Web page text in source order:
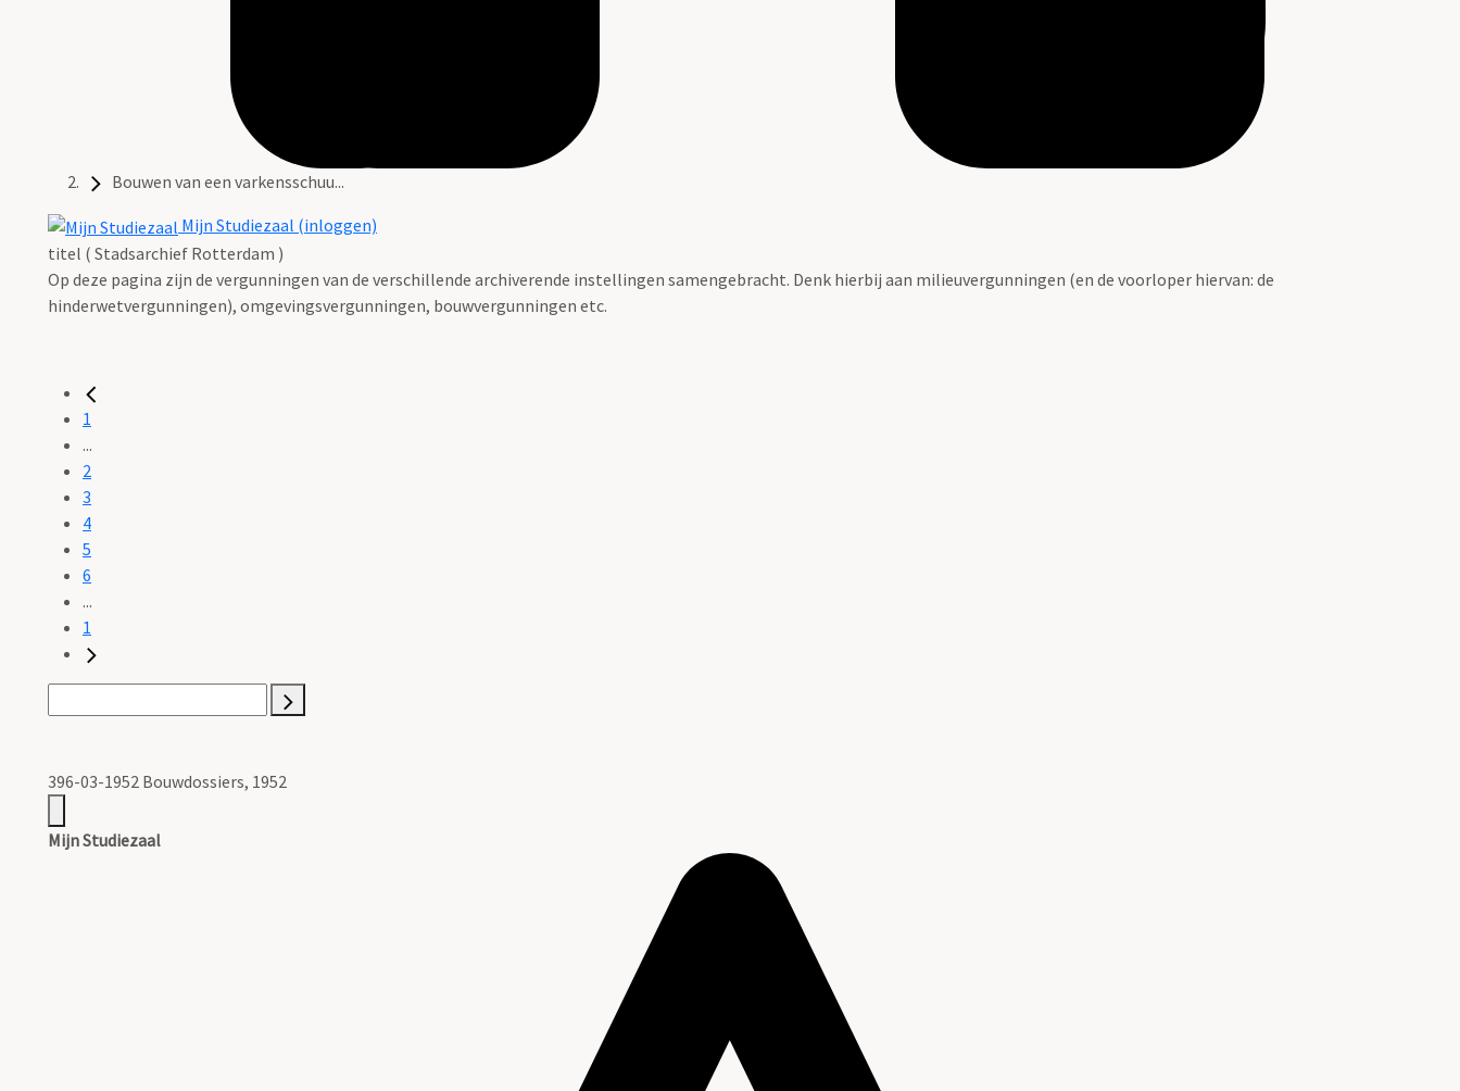
Bouwen van een varkensschuu...
Mijn Studiezaal (inloggen)
titel ( Stadsarchief Rotterdam )
Op deze pagina zijn de vergunningen van de verschillende archiverende instellingen samengebracht. Denk hierbij aan milieuvergunningen (en de voorloper hiervan: de
hinderwetvergunningen), omgevingsvergunningen, bouwvergunningen etc.
1
...
2
3
4
5
6
...
1
396-03-1952 Bouwdossiers, 1952
Mijn Studiezaal